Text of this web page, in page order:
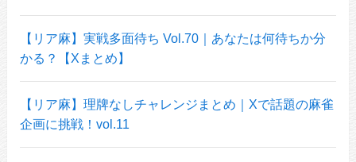
【リア麻】実戦多面待ち Vol.70｜あなたは何待ちか分
かる？【Xまとめ】
【リア麻】理牌なしチャレンジまとめ｜Xで話題の麻雀
企画に挑戦！vol.11